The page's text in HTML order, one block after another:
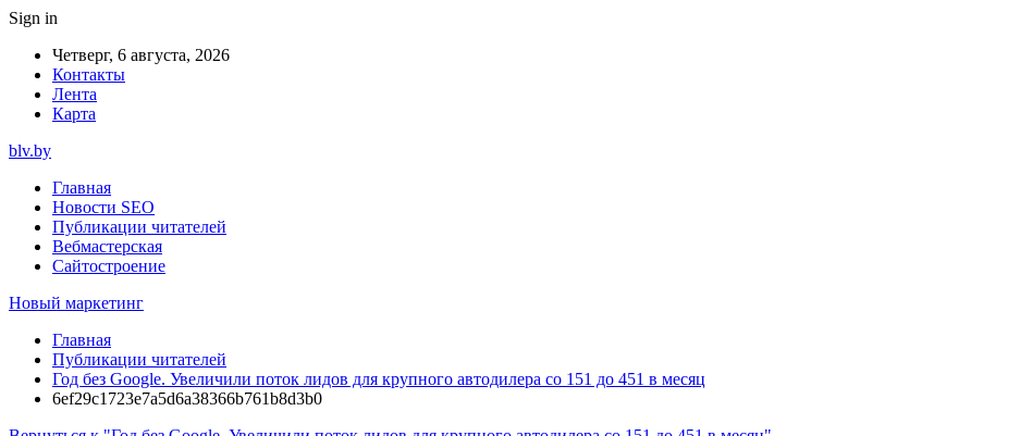
Sign in
Четверг, 6 августа, 2026
Контакты
Лента
Карта
blv.by
Главная
Новости SEO
Публикации читателей
Вебмастерская
Сайтостроение
Новый маркетинг
Главная
Публикации читателей
Год без Google. Увеличили поток лидов для крупного автодилера со 151 до 451 в месяц
6ef29c1723e7a5d6a38366b761b8d3b0